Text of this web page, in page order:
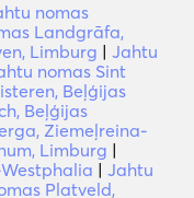
nomas
Landgrāfa,
Limburg | Jahtu
nomas Sint
Beļģijas
Beļģijas
Ziemeļreina-
Limburg |
| Jahtu
Platveld,